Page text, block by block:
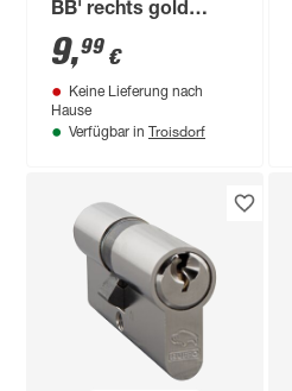
BB' rechts gold
55/72 mm
9,99 €
Keine Lieferung nach
Hause
Verfügbar in Troisdorf